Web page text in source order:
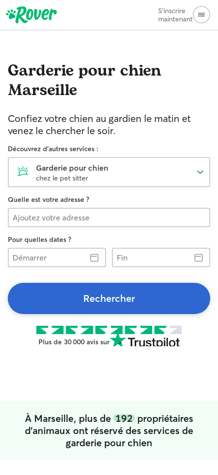
S'inscrire
maintenant
Garderie pour chien
Marseille
Confiez votre chien au gardien le matin et
venez le chercher le soir.
Découvrez d'autres services :
Garderie pour chien
chez le pet sitter
Quelle est votre adresse ?
Pour quelles dates ?
Démarrer
Fin
Rechercher
Plus de 30 000 avis sur
À Marseille, plus de 192 propriétaires
d'animaux ont réservé des services de
garderie pour chien